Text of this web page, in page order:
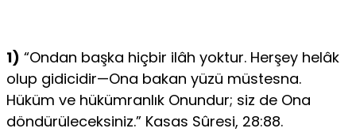
1) “Ondan başka hiçbir ilâh yoktur. Herşey helâk
olup gidicidir—Ona bakan yüzü müstesna.
Hüküm ve hükümranlık Onundur; siz de Ona
döndürüleceksiniz.” Kasas Sûresi, 28:88.